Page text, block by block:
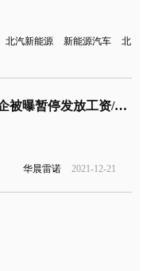
北汽新能源 新能源汽车
北
突发！某合资车企被曝暂停发放工资/断缴社保
华晨雷诺 2021-12-21